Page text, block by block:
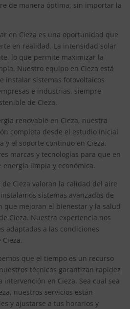
de manera óptima, sin importar la
en Cieza es una oportunidad que
en realidad. La intensidad solar
lo que permite maximizar la
Nuestro equipo en Cieza está
instalar sistemas fotovoltaicos
e industrias, siempre
de Cieza.
renovable en Cieza, nuestra
completa desde el estudio inicial
y el soporte continuo en Cieza.
marcas y tecnologías para que en
limpia y económica.
Cieza valoran la calidad del aire
sistemas avanzados de
que mejoran el bienestar y la salud
Cieza. Nuestra experiencia nos
adaptadas a las condiciones
que el tiempo es un recurso
técnicos garantizan rapidez
en Cieza. Sea cual sea
nuestros servicios están
y ajustarse a tus horarios y